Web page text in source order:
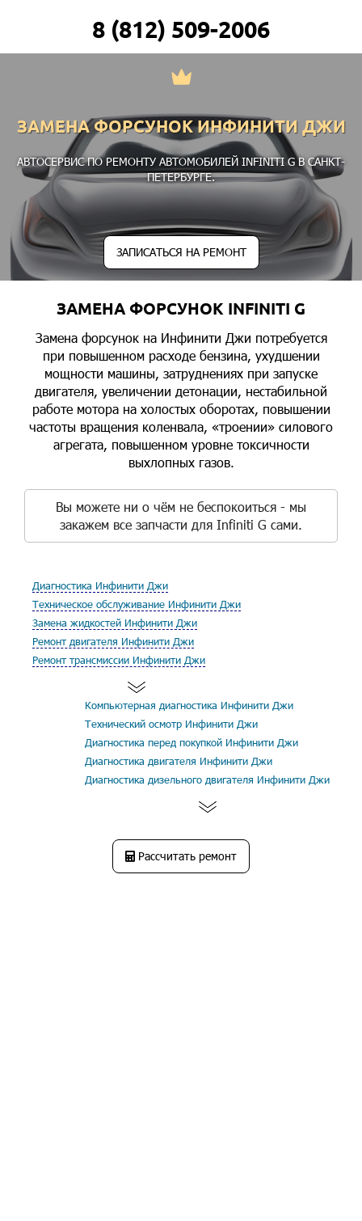
8 (812) 509-2006
ЗАМЕНА ФОРСУНОК ИНФИНИТИ ДЖИ
АВТОСЕРВИС ПО РЕМОНТУ АВТОМОБИЛЕЙ INFINITI G В САНКТ-
ПЕТЕРБУРГЕ.
ЗАПИСАТЬСЯ НА РЕМОНТ
ЗАМЕНА ФОРСУНОК INFINITI G
Замена форсунок на Инфинити Джи потребуется
при повышенном расходе бензина, ухудшении
мощности машины, затруднениях при запуске
двигателя, увеличении детонации, нестабильной
работе мотора на холостых оборотах, повышении
частоты вращения коленвала, «троении» силового
агрегата, повышенном уровне токсичности
выхлопных газов.
Вы можете ни о чём не беспокоиться - мы
закажем все запчасти для Infiniti G сами.
Диагностика Инфинити Джи
Техническое обслуживание Инфинити Джи
Замена жидкостей Инфинити Джи
Ремонт двигателя Инфинити Джи
Ремонт трансмиссии Инфинити Джи
Компьютерная диагностика Инфинити Джи
Технический осмотр Инфинити Джи
Диагностика перед покупкой Инфинити Джи
Диагностика двигателя Инфинити Джи
Диагностика дизельного двигателя Инфинити Джи
Рассчитать ремонт